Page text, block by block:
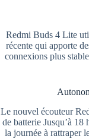
Redmi Buds 4 Lite
récente qui apporte
connexions plus
Le nouvel écouteur
de batterie Jusqu’à 18
la journée à rattraper